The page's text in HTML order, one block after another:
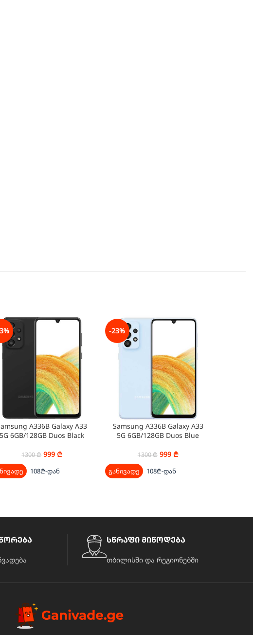
A336B Galaxy A33
5G 6GB/128GB Duos Black
1300₾ 999 ₾
108₾-დან
-23%
Samsung A336B Galaxy A33
5G 6GB/128GB Duos Blue
1300₾ 999 ₾
განივადე 108₾-დან
სწრაფი მიწოდება
თბილისში და რეგიონებში